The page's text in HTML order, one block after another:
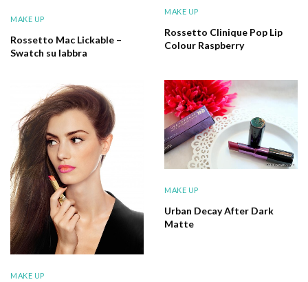
MAKE UP
Rossetto Mac Lickable –
Swatch su labbra
MAKE UP
Rossetto Clinique Pop Lip
Colour Raspberry
MAKE UP
MAKE UP
Urban Decay After Dark
Matte